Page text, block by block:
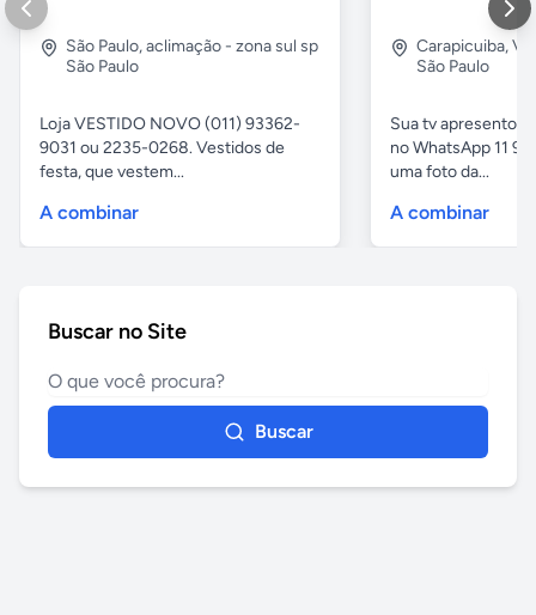
São Paulo,aclimação - zona sul sp
São Paulo
Loja VESTIDO NOVO (011) 93362-
9031 ou 2235-0268. Vestidos de
festa, que vestem...
A combinar
Carapicuiba,
São Paulo
Sua tv apresentou
no WhatsApp 11
uma foto da...
A combinar
Buscar no Site
Buscar